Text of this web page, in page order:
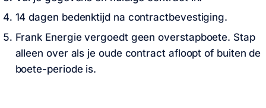
14 dagen bedenktijd na contractbevestiging.
Frank Energie vergoedt geen overstapboete. Stap
alleen over als je oude contract afloopt of buiten de
boete-periode is.